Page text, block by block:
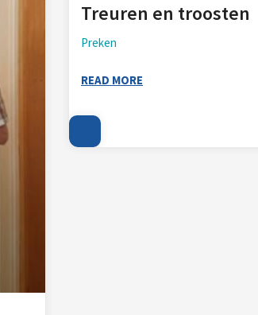
Treuren en troosten
Preken
READ MORE